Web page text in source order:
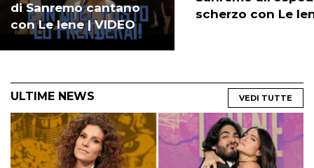
di Sanremo cantano
con Le Iene | VIDEO
scherzo con Le
ULTIME NEWS VEDI TUTTE